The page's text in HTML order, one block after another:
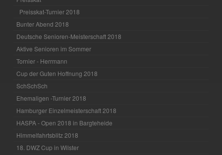
Preisskat-Turnier 2018
Bunter Abend 2018
Deutsche Senioren-Meisterschaft 2018
Aktive Senioren im Sommer
Tornier - Herrmann
Cup der Guten Hoffnung 2018
SchSchSch
Ehemaligen -Turnier 2018
Hamburger Einzelmeisterschaft 2018
HASPA - Open 2018 in Bargteheide
Himmelfahrtsblitz 2018
18. DWZ Cup in Wilster